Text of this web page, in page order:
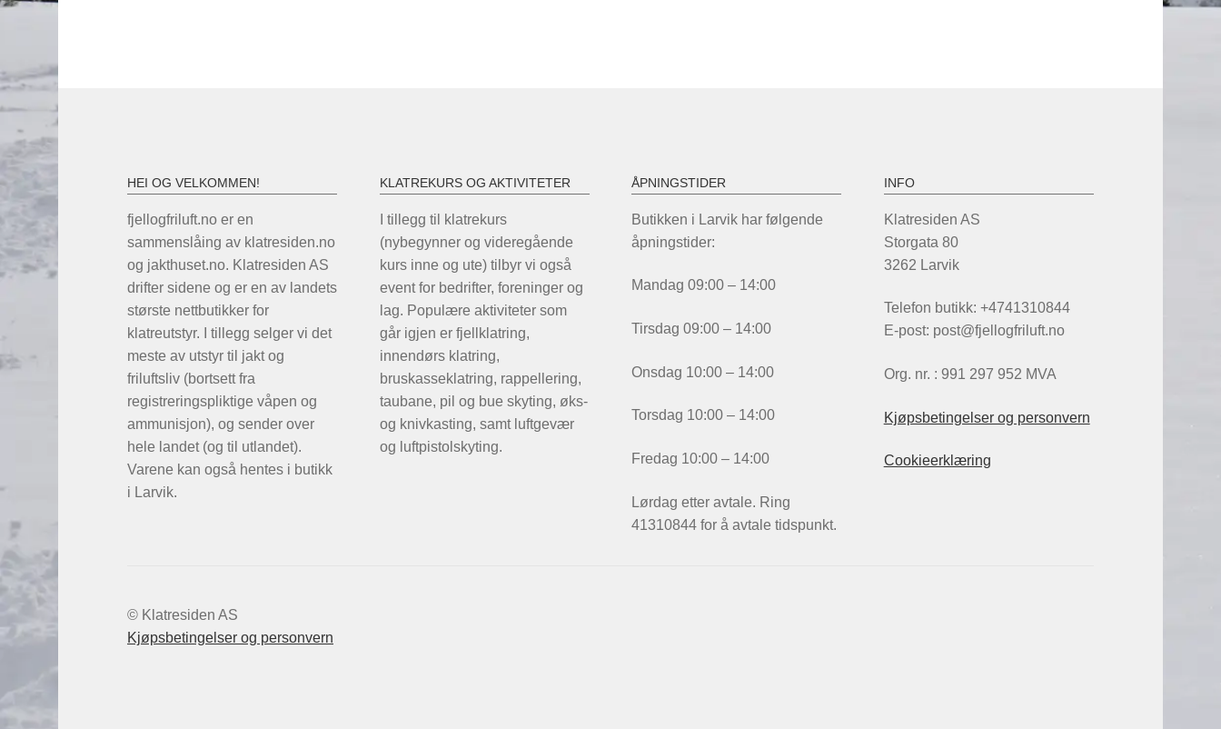
HEI OG VELKOMMEN!
fjellogfriluft.no er en
sammenslåing av klatresiden.no
og jakthuset.no. Klatresiden AS
drifter sidene og er en av landets
største nettbutikker for
klatreutstyr. I tillegg selger vi det
meste av utstyr til jakt og
friluftsliv (bortsett fra
registreringspliktige våpen og
ammunisjon), og sender over
hele landet (og til utlandet).
Varene kan også hentes i butikk
i Larvik.
KLATREKURS OG AKTIVITETER
I tillegg til klatrekurs
(nybegynner og videregående
kurs inne og ute) tilbyr vi også
event for bedrifter, foreninger og
lag. Populære aktiviteter som
går igjen er fjellklatring,
innendørs klatring,
bruskasseklatring, rappellering,
taubane, pil og bue skyting, øks-
og knivkasting, samt luftgevær
og luftpistolskyting.
ÅPNINGSTIDER
Butikken i Larvik har følgende
åpningstider:
Mandag 09:00 – 14:00
Tirsdag 09:00 – 14:00
Onsdag 10:00 – 14:00
Torsdag 10:00 – 14:00
Fredag 10:00 – 14:00
Lørdag etter avtale. Ring
41310844 for å avtale tidspunkt.
INFO
Klatresiden AS
Storgata 80
3262 Larvik
Telefon butikk: +4741310844
E-post: post@fjellogfriluft.no
Org. nr. : 991 297 952 MVA
Kjøpsbetingelser og personvern
Cookieerklæring
© Klatresiden AS
Kjøpsbetingelser og personvern